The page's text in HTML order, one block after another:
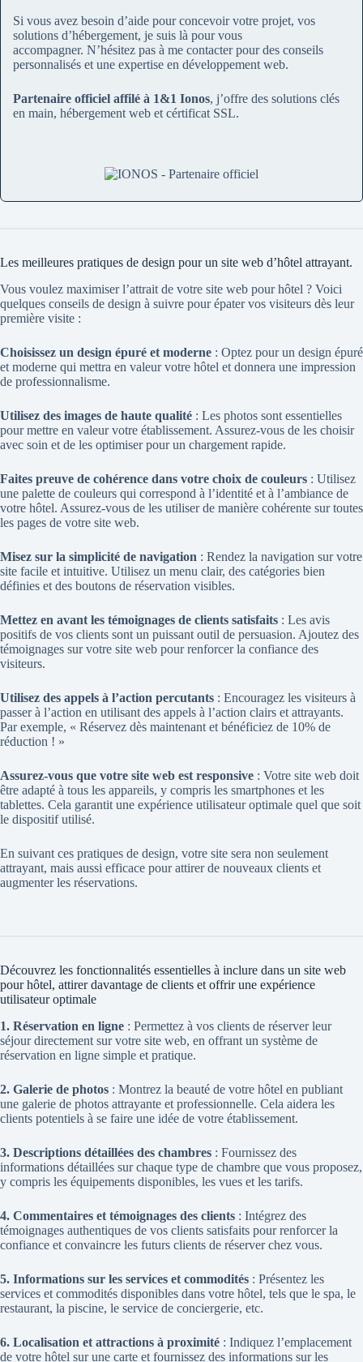
Si vous avez besoin d’aide pour concevoir votre projet, vos
solutions d’hébergement, je suis là pour vous
accompagner. N’hésitez pas à me contacter pour des conseils
personnalisés et une expertise en développement web.
Partenaire officiel affilé à 1&1 Ionos, j’offre des solutions clés
en main, hébergement web et cértificat SSL.
Les meilleures pratiques de design pour un site web d’hôtel attrayant.
Vous voulez maximiser l’attrait de votre site web pour hôtel ? Voici
quelques conseils de design à suivre pour épater vos visiteurs dès leur
première visite :
Choisissez un design épuré et moderne : Optez pour un design épuré
et moderne qui mettra en valeur votre hôtel et donnera une impression
de professionnalisme.
Utilisez des images de haute qualité : Les photos sont essentielles
pour mettre en valeur votre établissement. Assurez-vous de les choisir
avec soin et de les optimiser pour un chargement rapide.
Faites preuve de cohérence dans votre choix de couleurs : Utilisez
une palette de couleurs qui correspond à l’identité et à l’ambiance de
votre hôtel. Assurez-vous de les utiliser de manière cohérente sur toutes
les pages de votre site web.
Misez sur la simplicité de navigation : Rendez la navigation sur votre
site facile et intuitive. Utilisez un menu clair, des catégories bien
définies et des boutons de réservation visibles.
Mettez en avant les témoignages de clients satisfaits : Les avis
positifs de vos clients sont un puissant outil de persuasion. Ajoutez des
témoignages sur votre site web pour renforcer la confiance des
visiteurs.
Utilisez des appels à l’action percutants : Encouragez les visiteurs à
passer à l’action en utilisant des appels à l’action clairs et attrayants.
Par exemple, « Réservez dès maintenant et bénéficiez de 10% de
réduction ! »
Assurez-vous que votre site web est responsive : Votre site web doit
être adapté à tous les appareils, y compris les smartphones et les
tablettes. Cela garantit une expérience utilisateur optimale quel que soit
le dispositif utilisé.
En suivant ces pratiques de design, votre site sera non seulement
attrayant, mais aussi efficace pour attirer de nouveaux clients et
augmenter les réservations.
Découvrez les fonctionnalités essentielles à inclure dans un site web
pour hôtel, attirer davantage de clients et offrir une expérience
utilisateur optimale
1. Réservation en ligne : Permettez à vos clients de réserver leur
séjour directement sur votre site web, en offrant un système de
réservation en ligne simple et pratique.
2. Galerie de photos : Montrez la beauté de votre hôtel en publiant
une galerie de photos attrayante et professionnelle. Cela aidera les
clients potentiels à se faire une idée de votre établissement.
3. Descriptions détaillées des chambres : Fournissez des
informations détaillées sur chaque type de chambre que vous proposez,
y compris les équipements disponibles, les vues et les tarifs.
4. Commentaires et témoignages des clients : Intégrez des
témoignages authentiques de vos clients satisfaits pour renforcer la
confiance et convaincre les futurs clients de réserver chez vous.
5. Informations sur les services et commodités : Présentez les
services et commodités disponibles dans votre hôtel, tels que le spa, le
restaurant, la piscine, le service de conciergerie, etc.
6. Localisation et attractions à proximité : Indiquez l’emplacement
de votre hôtel sur une carte et fournissez des informations sur les